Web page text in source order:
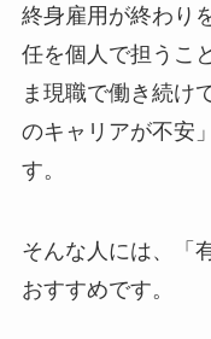
終身雇用が終わり
任を個人で担うこ
ま現職で働き続け
のキャリアが不安
す。
そんな人には、「
おすすめです。